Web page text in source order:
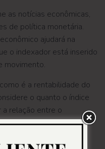
as notícias econômicas,
de política monetária.
ajudará na
o indexador está inserido
movimento.
é a rentabilidade do
o quanto o índice
a relação entre o
permitirá avaliar o
esperados.